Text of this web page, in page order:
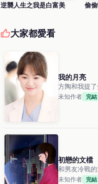
逆襲人生之我是白富美 偷
大家都愛看
我的月亮
未知作者 完結
初戀的文檔
和男友冷戰
未知作者 完結